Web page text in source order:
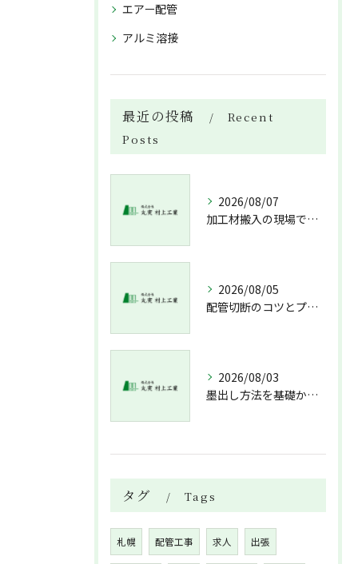
エアー配管
アルミ溶接
最近の投稿
Recent
Posts
2026/08/07
加工材搬入の現場で押さえておきたい流れと架台設置配管敷設までの実務解説
2026/08/05
配管切断のコツとプロが教える失敗しない工具選び
2026/08/03
墨出し方法を基礎から実践まで一人作業でも正確にこなすコツと墨出し作業の注意点
タグ Tags
札幌 配管工事 求人 出張